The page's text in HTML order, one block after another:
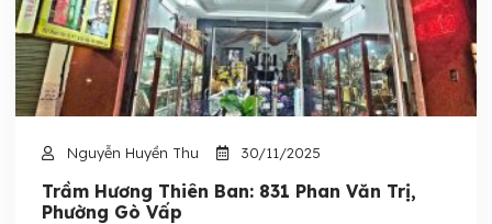
Nguyễn Huyền Thu 30/11/2025
Trầm Hương Thiên Ban: 831 Phan Văn Trị,
Phường Gò Vấp